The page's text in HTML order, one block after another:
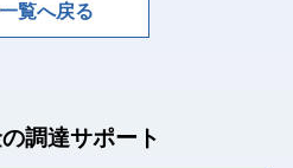
覧へ戻る
調達サポート